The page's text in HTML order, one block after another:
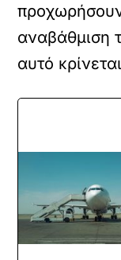
αναβάθμιση
αυτό